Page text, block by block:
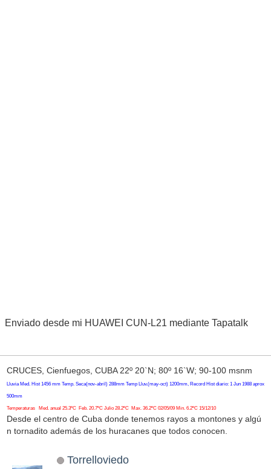
Enviado desde mi HUAWEI CUN-L21 mediante Tapatalk
CRUCES, Cienfuegos, CUBA 22º 20`N; 80º 16`W; 90-100 msnm
Lluvia Med. Hist 1456 mm Temp. Seca(nov-abril) 288mm Temp Lluv.(may-oct) 1200mm, Record Hist diario: 1 Jun 1988 aprox
500mm
Temperaturas Med. anual 25.3ºC Feb. 20.7ºC Julio 28.2ºC Max. 36.2ºC 02/05/09 Min. 6.2ºC 15/12/10
Desde el centro de Cuba donde tenemos rayos a montones y algú
n tornadito además de los huracanes que todos conocen.
Torrelloviedo